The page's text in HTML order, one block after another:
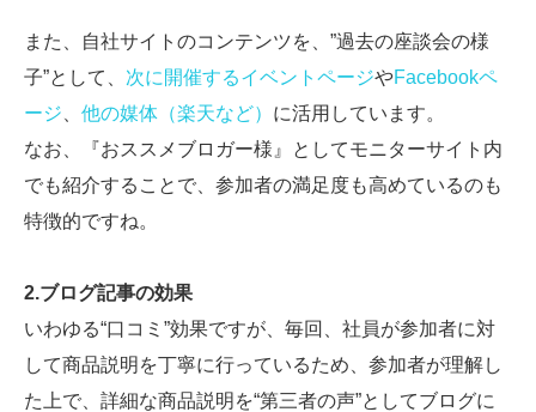
また、自社サイトのコンテンツを、”過去の座談会の様
子”として、 次に開催するイベントページやFacebookペ
ージ
他の媒体（楽天など） に活用しています。
なお、『おススメブロガー様』としてモニターサイト内
でも紹介することで、参加者の満足度も高めているのも
特徴的ですね。
2.ブログ記事の効果
いわゆる“口コミ”効果ですが、毎回、社員が参加者に対
して商品説明を丁寧に行っているため、参加者が理解し
た上で、詳細な商品説明を“第三者の声”としてブログに